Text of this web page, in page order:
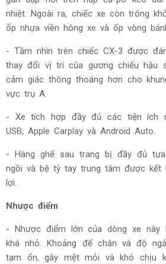
nhiệt. Ngoài ra, chiếc xe còn trông
ốp nhựa viền hông xe và ốp vòng
- Tầm nhìn trên chiếc CX-3 được
thay đổi vị trí của gương chiếu hậu
cảm giác thông thoáng hơn cho
vực trụ A.
- Xe tích hợp đầy đủ các tiện ích
USB, Apple Carplay và Android Auto.
- Hàng ghế sau trang bị đầy đủ
ngồi và bệ tỳ tay trung tâm được kết
lợi.
Nhược điểm
- Nhược điểm lớn của dòng xe này
khá nhỏ. Khoảng để chân và độ
tạm ổn, gây mệt mỏi và khó chịu